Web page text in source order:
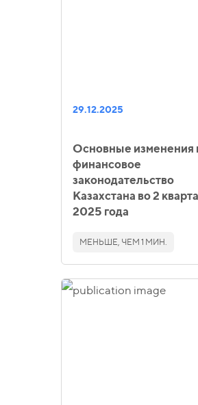
29.12.2025
Основные изменения
финансовое
законодательство
Казахстана во 2
2025 года
МЕНЬШЕ, ЧЕМ 1 МИН.